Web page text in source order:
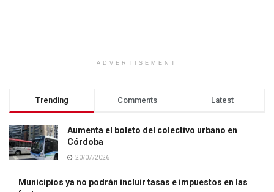
ADVERTISEMENT
Trending Comments Latest
Aumenta el boleto del colectivo urbano en
Córdoba
20/07/2026
Municipios ya no podrán incluir tasas e impuestos en las